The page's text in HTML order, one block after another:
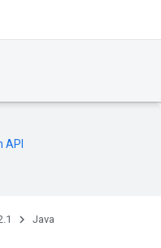
API
Java